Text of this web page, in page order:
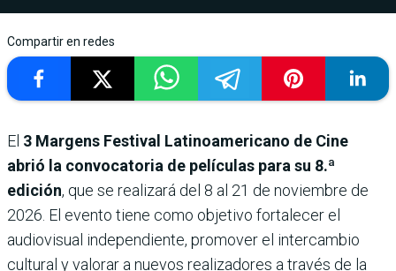
Compartir en redes
El 3 Margens Festival Latinoamericano de Cine
abrió la convocatoria de películas para su 8.ª
edición, que se realizará del 8 al 21 de noviembre de
2026. El evento tiene como objetivo fortalecer el
audiovisual independiente, promover el intercambio
cultural y valorar a nuevos realizadores a través de la